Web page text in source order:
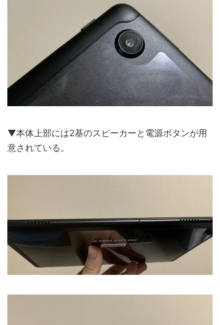
▼本体上部には2基のスピーカーと電源ボタンが用
意されている。